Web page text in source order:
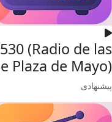
(Radio de las
Plaza de Mayo)
پیشنهادی